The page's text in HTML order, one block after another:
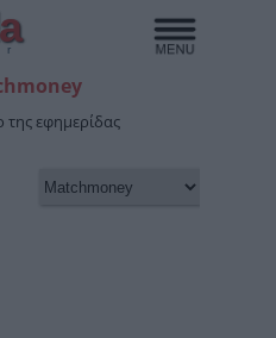
της εφημερίδας